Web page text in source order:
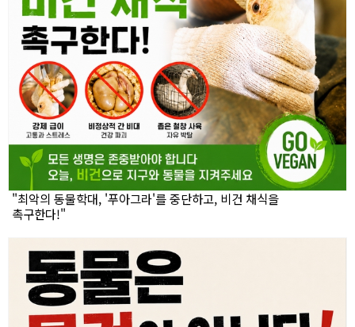
"최악의 동물학대, '푸아그라'를 중단하고, 비건 채식을
촉구한다!"